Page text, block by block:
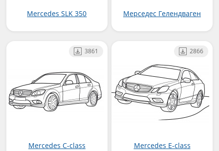
Mercedes SLK 350 Мерседес Гелендваген
Mercedes C-class
3861
Mercedes E-class
2866